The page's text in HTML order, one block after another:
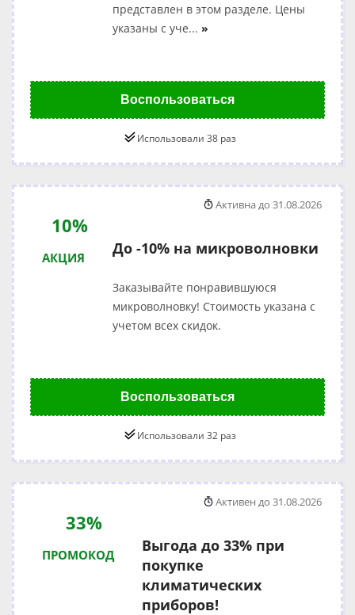
представлен в этом разделе. Цены
указаны с уче... »
Воспользоваться
Использовали 38 раз
10%
АКЦИЯ До -10% на микроволновки
Заказывайте понравившуюся
микроволновку! Стоимость указана с
учетом всех скидок.
Активна до 31.08.2026
Воспользоваться
Использовали 32 раз
33%
ПРОМОКОД
Выгода до 33% при
покупке
климатических
приборов!
Активен до 31.08.2026